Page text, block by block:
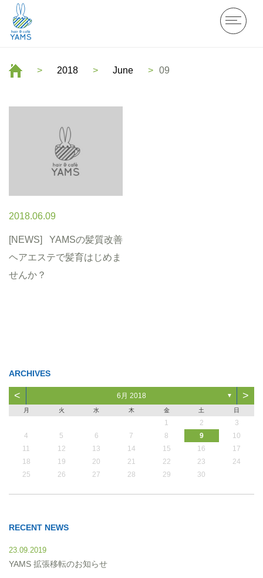
2018 June 09
ARCHIVES
< 6月 2018 ▼ >
月 火 水 木 金 土 日
1 2
3
4
5 6 7 8 9
10
11
12 13 14 15 16
17
18
19 20 21 22 23
24
25
26 27 28 29 30
RECENT NEWS
23.09.2019
YAMS 拡張移転のお知らせ
2018.06.09
[NEWS]
YAMSの髪質改善
ヘアエステで髪育はじめま
せんか？